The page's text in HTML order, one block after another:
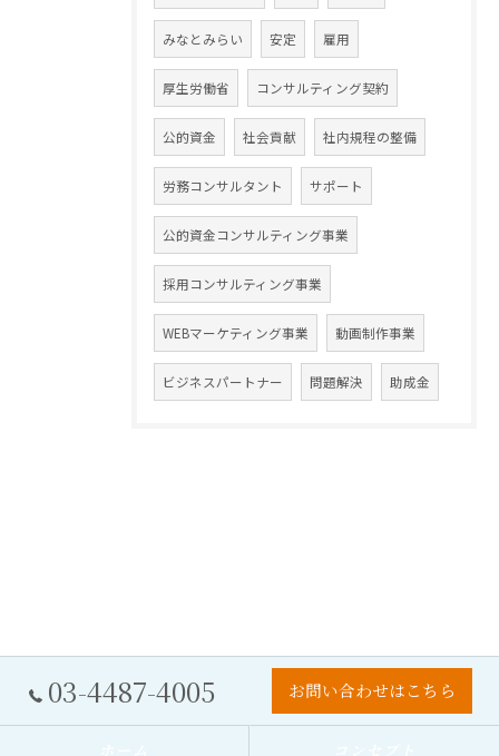
みなとみらい 安定 雇用
厚生労働省 コンサルティング契約
公的資金 社会貢献 社内規程の整備
労務コンサルタント サポート
公的資金コンサルティング事業
採用コンサルティング事業
WEBマーケティング事業 動画制作事業
ビジネスパートナー 問題解決 助成金
03-4487-4005 お問い合わせはこちら